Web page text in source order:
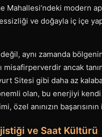
modern
ve doğayla iç içe
aynı zamanda
misafirperverdir ancak
Sitesi gibi daha az
olan, bu enerjiyi
anınızın başarısının
ve Saat Kültürü